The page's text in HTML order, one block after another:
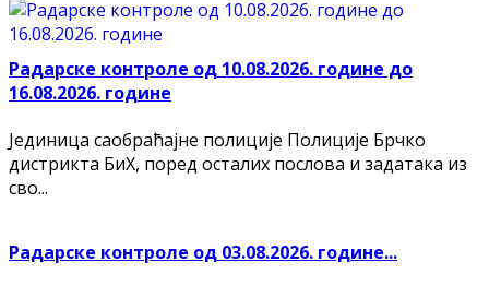
Радарске контроле од 10.08.2026. године до
16.08.2026. године
Јединица саобраћајне полиције Полиције Брчко
дистрикта БиХ, поред осталих послова и задатака из
сво...
Радарске контроле од 03.08.2026. године...